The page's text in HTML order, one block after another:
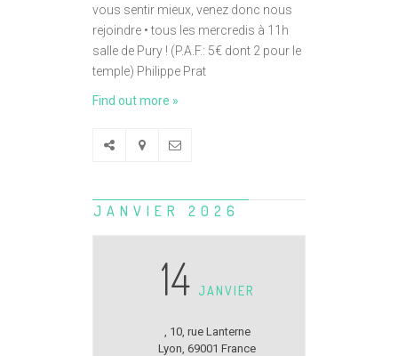
vous sentir mieux, venez donc nous
rejoindre • tous les mercredis à 11h
salle de Pury ! (P.A.F.: 5€ dont 2 pour le
temple) Philippe Prat
Find out more »
JANVIER 2026
14 JANVIER
, 10, rue Lanterne
Lyon, 69001 France